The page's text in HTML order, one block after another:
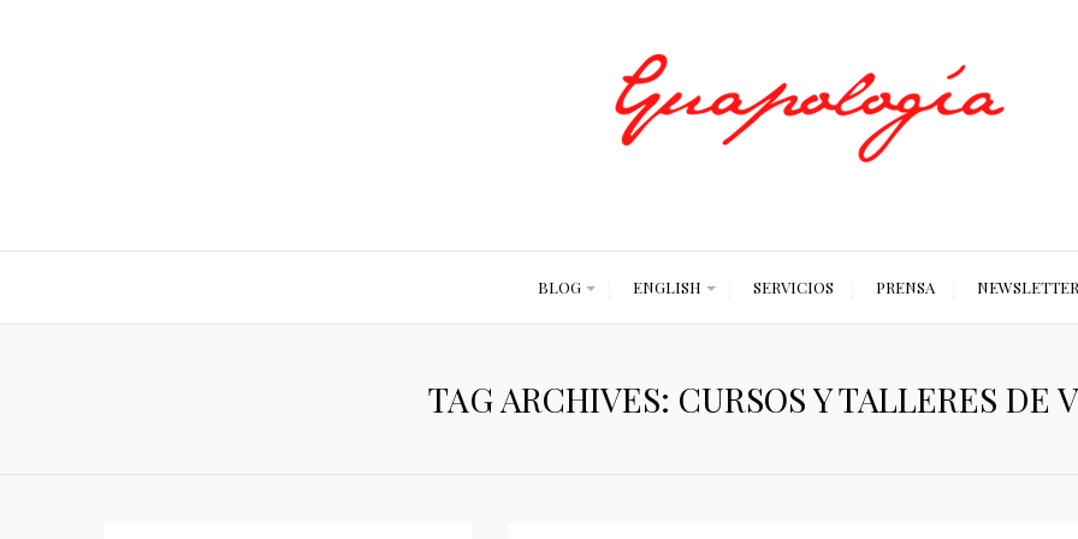
BLOG ENGLISH SERVICIOS PRENSA NEWSLETTER
TAG ARCHIVES: CURSOS Y TALLERES DE